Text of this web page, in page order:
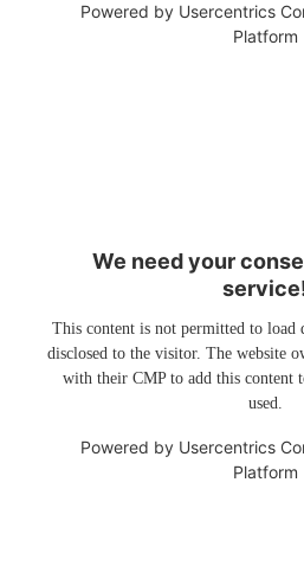
Powered by Usercentrics
Platform
We need your
This content is not permitted to load
disclosed to the visitor. The website
with their CMP to add this content
used.
Powered by Usercentrics
Platform